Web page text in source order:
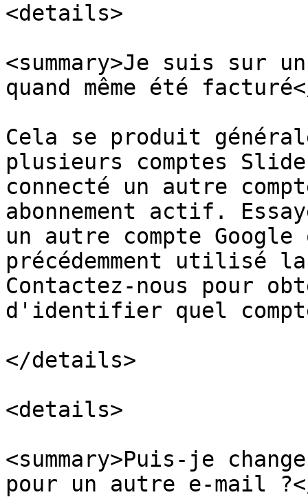
<details>
<summary>Je suis
quand même été
Cela se produit
plusieurs comptes
connecté un autre
abonnement actif.
un autre compte
précédemment utilisé
Contactez-nous pour
d'identifier quel
</details>
<details>
<summary>Puis-je
pour un autre e-mail ?</